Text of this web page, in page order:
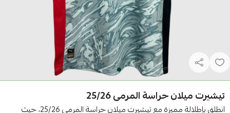
تيشيرت ميلان حراسة المرمى 25/26
انطلق بإطلالة مميزة مع تيشيرت ميلان حراسة المرمى 25/26، حيث